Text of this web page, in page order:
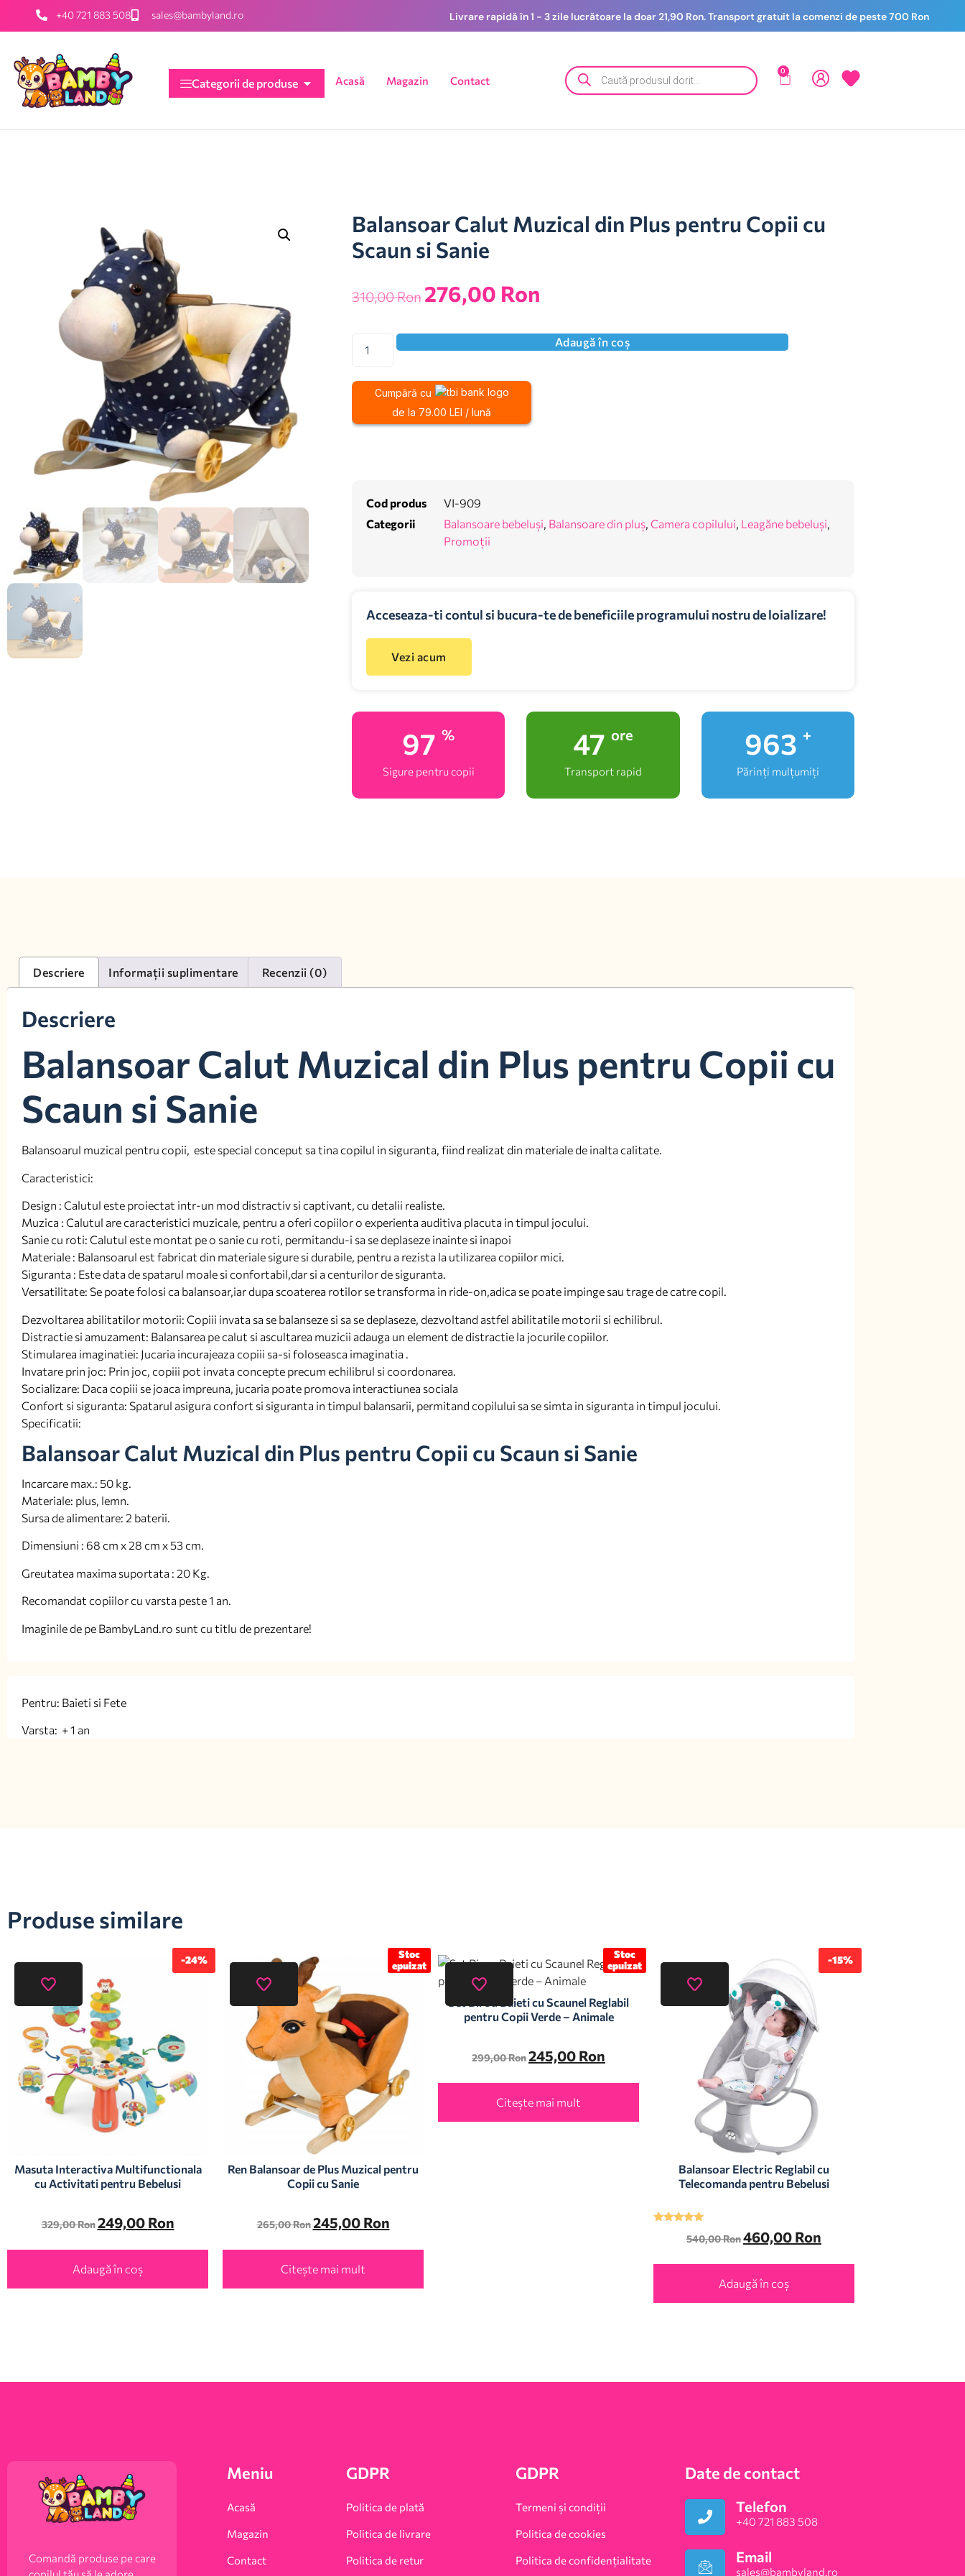
+40 721 883 508 sales@bambyland.ro Livrare rapidă în 1 - 3 zile lucrătoare la doar 21,90 Ron. Transport gratuit la comenzi de peste 700 Ron
Categorii de produse Acasă Magazin Contact
0
Balansoar Calut Muzical din Plus pentru Copii cu
Scaun si Sanie
310,00Ron 276,00 Ron
Adaugă în coș
Cumpără cu
de la 79.00 LEI / lună
Cod produs
VI-909
Categorii
Balansoare bebeluși, Balansoare din pluș, Camera copilului, Leagăne bebeluși,
Promoții
Acceseaza-ti contul si bucura-te de beneficiile programului nostru de loializare!
Vezi acum
100 %
Sigure pentru copii
48 ore
Transport rapid
1,000
Părinți mulțumiți
Descriere Informații suplimentare Recenzii (0)
Descriere
Balansoar Calut Muzical din Plus pentru Copii cu
Scaun si Sanie
Balansoarul muzical pentru copii, este special conceput sa tina copilul in siguranta, fiind realizat din materiale de inalta calitate.
Caracteristici:
Design : Calutul este proiectat intr-un mod distractiv si captivant, cu detalii realiste.
Muzica : Calutul are caracteristici muzicale, pentru a oferi copiilor o experienta auditiva placuta in timpul jocului.
Sanie cu roti: Calutul este montat pe o sanie cu roti, permitandu-i sa se deplaseze inainte si inapoi
Materiale : Balansoarul est fabricat din materiale sigure si durabile, pentru a rezista la utilizarea copiilor mici.
Siguranta : Este data de spatarul moale si confortabil,dar si a centurilor de siguranta.
Versatilitate: Se poate folosi ca balansoar,iar dupa scoaterea rotilor se transforma in ride-on,adica se poate impinge sau trage de catre copil.
Dezvoltarea abilitatilor motorii: Copiii invata sa se balanseze si sa se deplaseze, dezvoltand astfel abilitatile motorii si echilibrul.
Distractie si amuzament: Balansarea pe calut si ascultarea muzicii adauga un element de distractie la jocurile copiilor.
Stimularea imaginatiei: Jucaria incurajeaza copiii sa-si foloseasca imaginatia .
Invatare prin joc: Prin joc, copiii pot invata concepte precum echilibrul si coordonarea.
Socializare: Daca copiii se joaca impreuna, jucaria poate promova interactiunea sociala
Confort si siguranta: Spatarul asigura confort si siguranta in timpul balansarii, permitand copilului sa se simta in siguranta in timpul jocului.
Specificatii:
Balansoar Calut Muzical din Plus pentru Copii cu Scaun si Sanie
Incarcare max.: 50 kg.
Materiale: plus, lemn.
Sursa de alimentare: 2 baterii.
Dimensiuni : 68 cm x 28 cm x 53 cm.
Greutatea maxima suportata : 20 Kg.
Recomandat copiilor cu varsta peste 1 an.
Imaginile de pe BambyLand.ro sunt cu titlu de prezentare!
Pentru: Baieti si Fete
Varsta: + 1 an
Produse similare
-24%
Masuta Interactiva Multifunctionala
cu Activitati pentru Bebelusi
329,00Ron 249,00 Ron
Adaugă în coș
Stoc
epuizat
Ren Balansoar de Plus Muzical pentru
Copii cu Sanie
265,00Ron 245,00 Ron
Citește mai mult
Stoc
epuizat
Set Birou Baieti cu Scaunel Reglabil
pentru Copii Verde – Animale
299,00Ron245,00 Ron
Citește mai mult
-15%
Balansoar Electric Reglabil cu
Telecomanda pentru Bebelusi
540,00Ron460,00 Ron
Adaugă în coș
Comandă produse pe care
Meniu
Acasă
Magazin
Contact
GDPR
Politica de plată
Politica de livrare
Politica de retur
GDPR
Termeni și condiții
Politica de cookies
Politica de confidențialitate
Date de contact
Telefon
+40 721 883 508
Email
sales@bambyland.ro​